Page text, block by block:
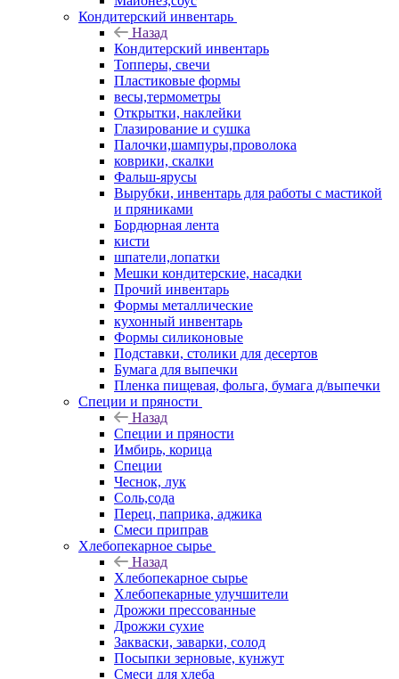
Кондитерский инвентарь
Назад
Кондитерский инвентарь
Топперы, свечи
Пластиковые формы
весы,термометры
Открытки, наклейки
Глазирование и сушка
Палочки,шампуры,проволока
коврики, скалки
Фальш-ярусы
Вырубки, инвентарь для работы с мастикой
и пряниками
Бордюрная лента
кисти
шпатели,лопатки
Мешки кондитерские, насадки
Прочий инвентарь
Формы металлические
кухонный инвентарь
Формы силиконовые
Подставки, столики для десертов
Бумага для выпечки
Пленка пищевая, фольга, бумага д/выпечки
Специи и пряности
Назад
Специи и пряности
Имбирь, корица
Специи
Чеснок, лук
Соль,сода
Перец, паприка, аджика
Смеси приправ
Хлебопекарное сырье
Назад
Хлебопекарное сырье
Хлебопекарные улучшители
Дрожжи прессованные
Дрожжи сухие
Закваски, заварки, солод
Посыпки зерновые, кунжут
Смеси для хлеба